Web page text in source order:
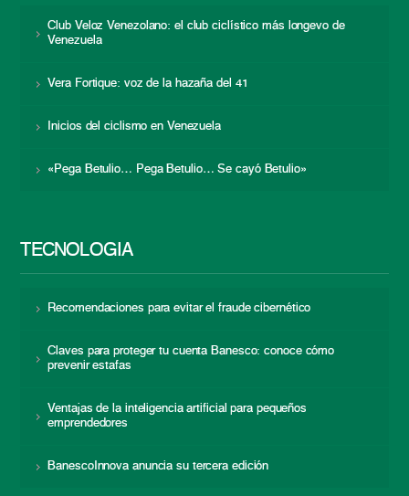
Club Veloz Venezolano: el club ciclístico más longevo de
Venezuela
Vera Fortique: voz de la hazaña del 41
Inicios del ciclismo en Venezuela
«Pega Betulio… Pega Betulio… Se cayó Betulio»
TECNOLOGÍA
Recomendaciones para evitar el fraude cibernético
Claves para proteger tu cuenta Banesco: conoce cómo
prevenir estafas
Ventajas de la inteligencia artificial para pequeños
emprendedores
BanescoInnova anuncia su tercera edición